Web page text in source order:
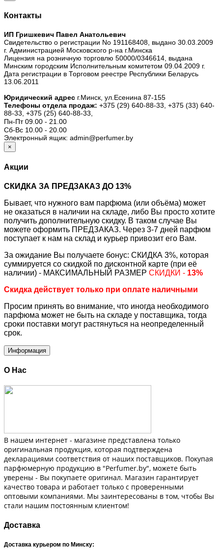
Контакты
ИП Гришкевич Павел Анатольевич
Свидетельство о регистрации No 191168408, выдано 30.03.2009
г. Администрацией Московского р-на г.Минска
Лицензия на розничную торговлю 50000/0346614, выдана
Минским городским Исполнительным комитетом 09.04.2009 г.
Дата регистрации в Торговом реестре Республики Беларусь
13.06.2011
Юридический адрес г.Минск, ул.Есенина 87-155
Телефоны отдела продаж: +375 (29) 640-88-33, +375 (33) 640-
88-33, +375 (25) 640-88-33,
Пн-Пт 09.00 - 21.00
Сб-Вс 10.00 - 20.00
Электронный ящик: admin@perfumer.by
×
Акции
СКИДКА ЗА ПРЕДЗАКАЗ ДО 13%
Бывает, что нужного вам парфюма (или объёма) может
не оказаться в наличии на складе, либо Вы просто хотите
получить дополнительную скидку. В таком случае Вы
можете оформить ПРЕДЗАКАЗ. Через 3-7 дней парфюм
поступает к нам на склад и курьер привозит его Вам.
За ожидание Вы получаете бонус: СКИДКА 3%, которая
суммируется со скидкой по дисконтной карте (при её
наличии) - МАКСИМАЛЬНЫЙ РАЗМЕР СКИДКИ - 13%
Скидка действует только при оплате наличными
Просим принять во внимание, что иногда необходимого
парфюма может не быть на складе у поставщика, тогда
сроки поставки могут растянуться на неопределенный
срок.
Информация
О Нас
В нашем интернет - магазине представлена только
оригинальная продукция, которая подтверждена
декларациями соответствия от наших поставщиков. Покупая
парфюмерную продукцию в "Perfumer.by", можете быть
уверены - Вы покупаете оригинал. Магазин гарантирует
качество товара и работает только с проверенными
оптовыми компаниями. Мы заинтересованы в том, чтобы Вы
стали нашим постоянным клиентом!
Доставка
Доставка курьером по Минску: